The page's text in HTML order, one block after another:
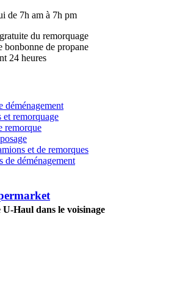
de 7h am à 7h pm
du remorquage
bonbonne de propane
24 heures
déménagement
et remorquage
remorque
et de remorques
de déménagement
U-Haul dans le voisinage